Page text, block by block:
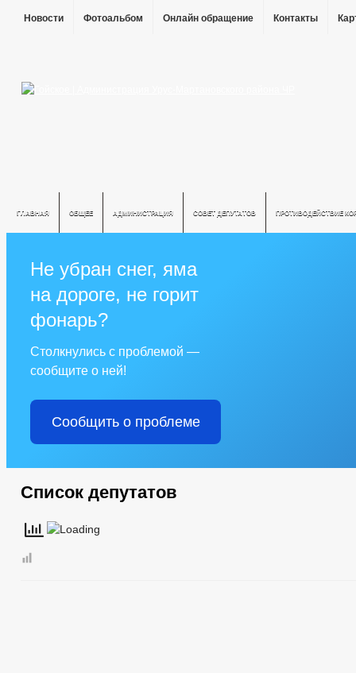
Новости Фотоальбом Онлайн обращение Контакты
ГЛАВНАЯ ОБЩЕЕ АДМИНИСТРАЦИЯ СОВЕТ ДЕПУТАТОВ ПРОТИВОДЕЙСТВИЕ
Не убран снег, яма
на дороге, не горит
фонарь?
Столкнулись с проблемой —
сообщите о ней!
Сообщить о проблеме
Список депутатов